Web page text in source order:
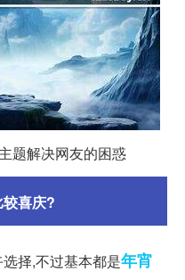
题解决网友的困惑
喜庆?
择,不过基本都是年宵